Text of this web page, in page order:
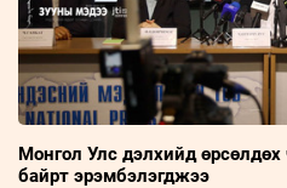
Монгол Улс дэлхийд өрсөлдөх
байрт эрэмбэлэгджээ